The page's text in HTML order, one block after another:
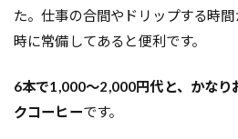
た。仕事の合間やドリップする時
時に常備してあると便利です。
6本で1,000〜2,000円代と、かなり
クコーヒーです。